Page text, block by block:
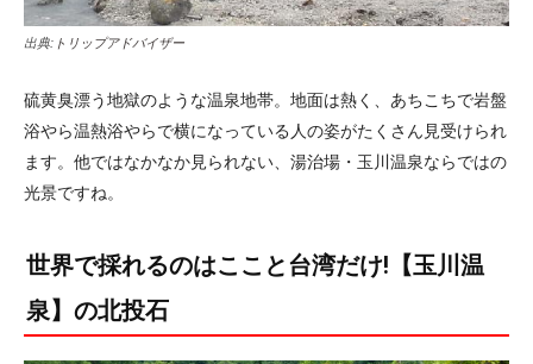
出典: トリップアドバイザー
硫黄臭漂う地獄のような温泉地帯。地面は熱く、あちこちで岩盤
浴やら温熱浴やらで横になっている人の姿がたくさん見受けられ
ます。他ではなかなか見られない、湯治場・玉川温泉ならではの
光景ですね。
世界で採れるのはここと台湾だけ!【玉川温
泉】の北投石